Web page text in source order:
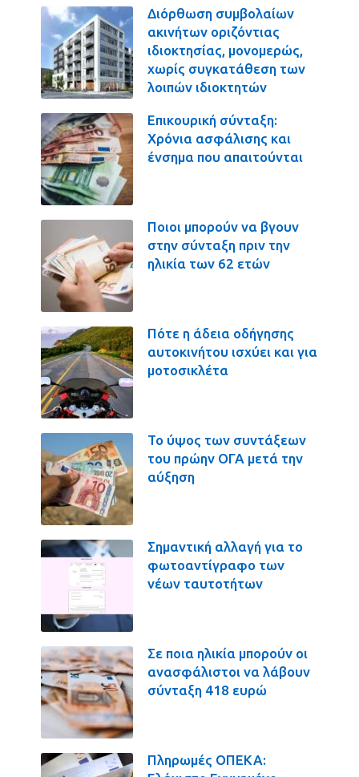
Διόρθωση συμβολαίων
ακινήτων οριζόντιας
ιδιοκτησίας, μονομερώς,
χωρίς συγκατάθεση των
λοιπών ιδιοκτητών
Επικουρική σύνταξη:
Χρόνια ασφάλισης και
ένσημα που απαιτούνται
Ποιοι μπορούν να βγουν
στην σύνταξη πριν την
ηλικία των 62 ετών
Πότε η άδεια οδήγησης
αυτοκινήτου ισχύει και για
μοτοσικλέτα
Το ύψος των συντάξεων
του πρώην ΟΓΑ μετά την
αύξηση
Σημαντική αλλαγή για το
φωτοαντίγραφο των
νέων ταυτοτήτων
Σε ποια ηλικία μπορούν οι
ανασφάλιστοι να λάβουν
σύνταξη 418 ευρώ
Πληρωμές ΟΠΕΚΑ: